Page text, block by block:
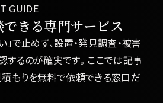
GUIDE
きる専門サービス
」で止めず、設置・発見調査・被害
るのが確実です。 ここでは記事
もりを無料で依頼できる窓口だ